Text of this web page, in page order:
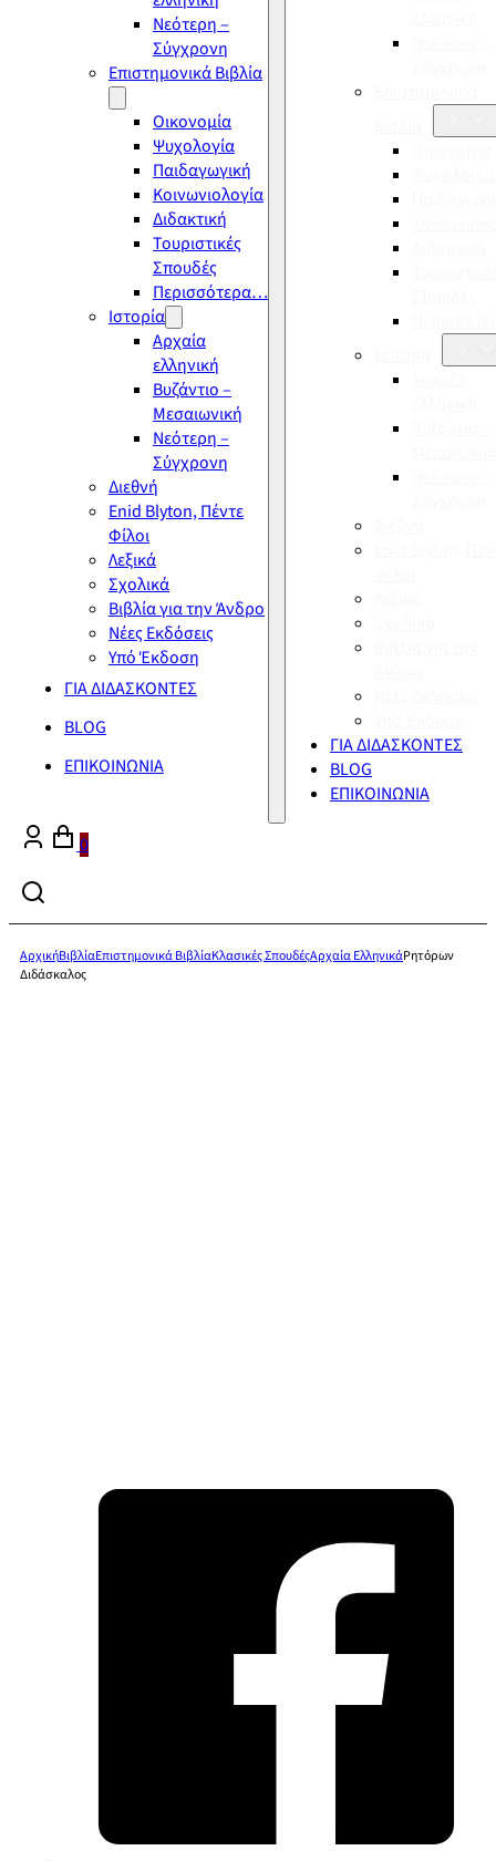
Νεότερη –
Σύγχρονη
Επιστημονικά Βιβλία
Οικονομία
Ψυχολογία
Παιδαγωγική
Κοινωνιολογία
Διδακτική
Τουριστικές
Σπουδές
Περισσότερα…
Ιστορία
Αρχαία
ελληνική
Βυζάντιο –
Μεσαιωνική
Νεότερη –
Σύγχρονη
Διεθνή
Enid Blyton, Πέντε
Φίλοι
Λεξικά
Σχολικά
Βιβλία για την Άνδρο
Νέες Εκδόσεις
Υπό Έκδοση
ΓΙΑ ΔΙΔΑΣΚΟΝΤΕΣ
BLOG
ΕΠΙΚΟΙΝΩΝΙΑ
ΓΙΑ ΔΙΔΑΣΚΟΝΤΕΣ
BLOG
ΕΠΙΚΟΙΝΩΝΙΑ
0
ΑρχικήΒιβλίαΕπιστημονικά ΒιβλίαΚλασικές ΣπουδέςΑρχαία ΕλληνικάΡητόρων
Διδάσκαλος